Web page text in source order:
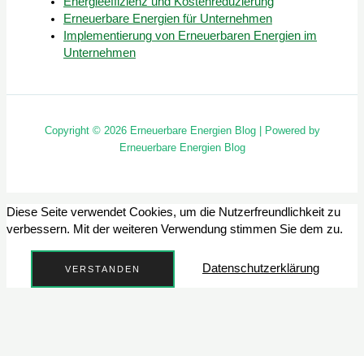
Erneuerbare Energien für Unternehmen
Implementierung von Erneuerbaren Energien im
Unternehmen
Copyright © 2026 Erneuerbare Energien Blog | Powered by
Erneuerbare Energien Blog
Diese Seite verwendet Cookies, um die Nutzerfreundlichkeit zu
verbessern. Mit der weiteren Verwendung stimmen Sie dem zu.
VERSTANDEN Datenschutzerklärung